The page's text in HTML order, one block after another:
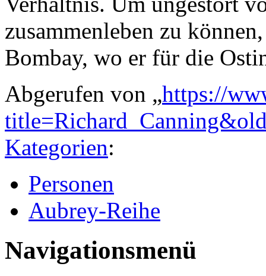
zusammenleben zu
Bombay, wo er für die
Abgerufen von „https://
Kategorien:
Personen
Aubrey-Reihe
Navigationsmenü